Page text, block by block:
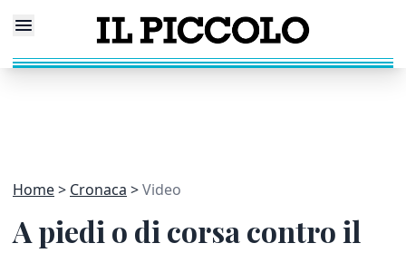
Home Cronaca Video
A piedi o di corsa contro il